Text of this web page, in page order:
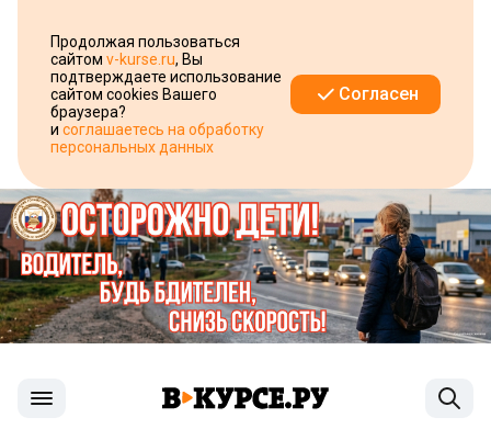
Продолжая пользоваться
сайтом v-kurse.ru, Вы
подтверждаете использование
сайтом cookies Вашего
браузера?
и соглашаетесь на обработку
персональных данных
Согласен